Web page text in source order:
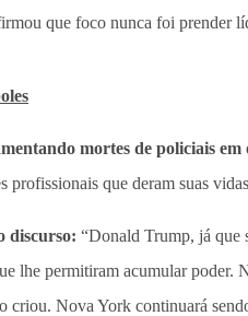
que foco nunca foi prender
mortes de policiais em
profissionais que deram suas
discurso: “Donald Trump, já que
lhe permitiram acumular
criou. Nova York continuará